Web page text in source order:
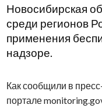
Новосибирская
среди регионов
применения
надзоре.
Как сообщили в
портале